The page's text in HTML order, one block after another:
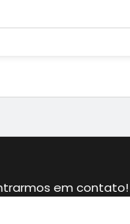
em contato!